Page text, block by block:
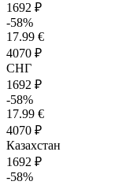
1692 ₽
-58%
17.99 €
4070 ₽
СНГ
1692 ₽
-58%
17.99 €
4070 ₽
Казахстан
1692 ₽
-58%